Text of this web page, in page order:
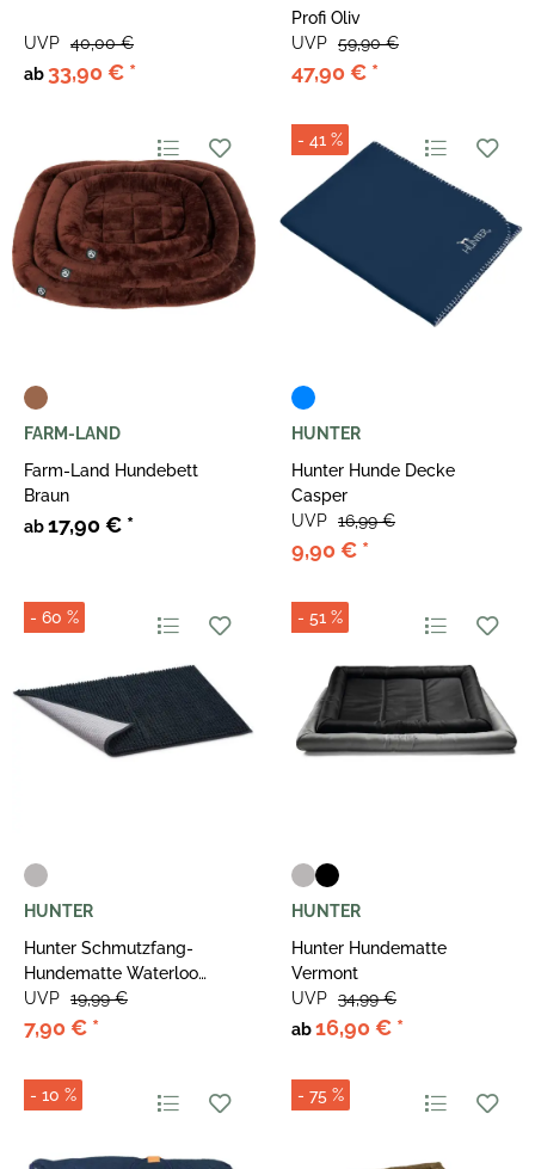
ab 33,90 € *
UVP 40,00 €
Profi Oliv
47,90 € *
UVP 59,90 €
FARM-LAND
Farm-Land Hundebett
Braun
ab17,90 € *
- 41 %
HUNTER
Hunter Hunde Decke
Casper
9,90 € *
UVP 16,99 €
- 60 %
HUNTER
Hunter Schmutzfang-
Hundematte Waterloo
Anthrazit
7,90 € *
UVP 19,99 €
- 51 %
HUNTER
Hunter Hundematte
Vermont
ab16,90 € *
UVP 34,99 €
- 10 % - 75 %